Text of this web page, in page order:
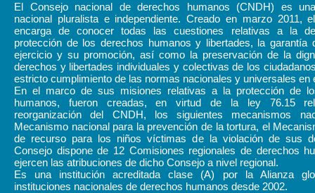
El Consejo nacional de derechos humanos (CNDH) es
nacional pluralista e independiente. Creado en marzo 2011,
encarga de conocer todas las cuestiones relativas a la
protección de los derechos humanos y libertades, la garantía
ejercicio y su promoción, así como la preservación de la
derechos y libertades individuales y colectivas de los
estricto cumplimiento de las normas nacionales y universales en
En el marco de sus misiones relativas a la protección de
humanos, fueron creadas, en virtud de la ley 76.15
reorganización del CNDH, los siguientes mecanismos
Mecanismo nacional para la prevención de la tortura, el
de recurso para los niños víctimas de la violación de sus
Consejo dispone de 12 Comisiones regionales de derechos
ejercen las atribuciones de dicho Consejo a nivel regional.
Es una institución acreditada clase (A) por la Alianza
instituciones nacionales de derechos humanos desde 2002.